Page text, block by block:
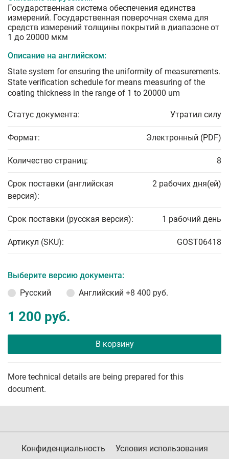
Государственная система обеспечения единства
измерений. Государственная поверочная схема для
средств измерений толщины покрытий в диапазоне от
1 до 20000 мкм
Описание на английском:
State system for ensuring the uniformity of measurements.
State verification schedule for means measuring of the
coating thickness in the range of 1 to 20000 um
Статус документа: Утратил силу
Формат: Электронный (PDF)
Количество страниц: 8
Срок поставки (английская
версия):
2 рабочих дня(ей)
Срок поставки (русская версия): 1 рабочий день
Артикул (SKU): GOST06418
Выберите версию документа:
Русский
Английский +8 400 руб.
1 200 руб.
В корзину
More technical details are being prepared for this
document.
Конфиденциальность Условия использования